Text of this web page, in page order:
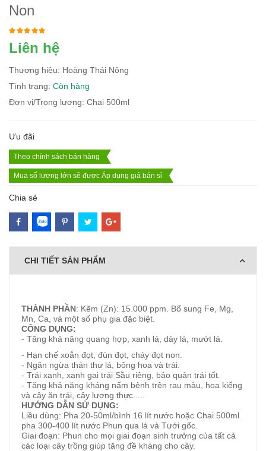
Non
Liên hệ
Thương hiệu: Hoàng Thái Nông
Tình trạng: Còn hàng
Đơn vị/Trọng lương: Chai 500ml
Ưu đãi
Theo chính sách bán hàng
Mua số lượng lớn sẽ được Áp dụng giá bán sỉ
Chia sẻ
CHI TIẾT SẢN PHẨM
THÀNH PHẦN: Kẽm (Zn): 15.000 ppm. Bổ sung Fe, Mg,
Mn, Ca, và một số phụ gia đặc biệt.
CÔNG DỤNG:
- Tăng khả năng quang hợp, xanh lá, dày lá, mướt lá.
- Hạn chế xoắn đọt, đùn đọt, cháy đọt non.
- Ngăn ngừa thán thư lá, bông hoa và trái.
- Trái xanh, xanh gai trái Sầu riêng, bảo quản trái tốt.
- Tăng khả năng kháng nấm bệnh trên rau màu, hoa kiểng
và cây ăn trái, cây lương thực.....
HƯỚNG DẪN SỬ DỤNG:
Liều dùng: Pha 20-50ml/bình 16 lít nước hoặc Chai 500ml
pha 300-400 lít nước Phun qua lá và Tưới gốc.
Giai đoạn: Phun cho mọi giai đoạn sinh trưởng của tất cả
các loại cây trồng giúp tăng đề kháng cho cây.